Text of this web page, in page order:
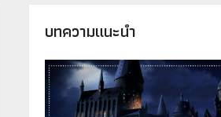
บทความแนะนำ